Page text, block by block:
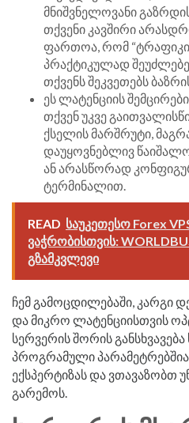
მნიშვნელოვანი
თქვენი კავშირი
ფართოა, რომ
პრაქტიკულად
თქვენს შეკვეთებს
ეს ლატენციის
თქვენ უკვე
ქსელის მარშრუტი,
დაუყოვნებლივ
ან არასწორად
ტერმინალით.
READ საუკეთესო Forex
ვაჭრობისთვის:
გზამკვლევი
ჩემ გამოცდილებაში, კარგი
და მიკრო ლატენციისთვის
სერვერის შორის
პროგრამული პარამეტრებშია.
ექსპერტიზას და ვთავაზობთ
გარემოს.